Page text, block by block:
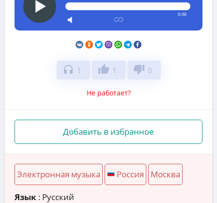
0:00
headphones 1 thumb_up 1 thumb_down 0
Не работает?
Добавить в избранное
Электронная музыка Россия Москва
Язык : Русский